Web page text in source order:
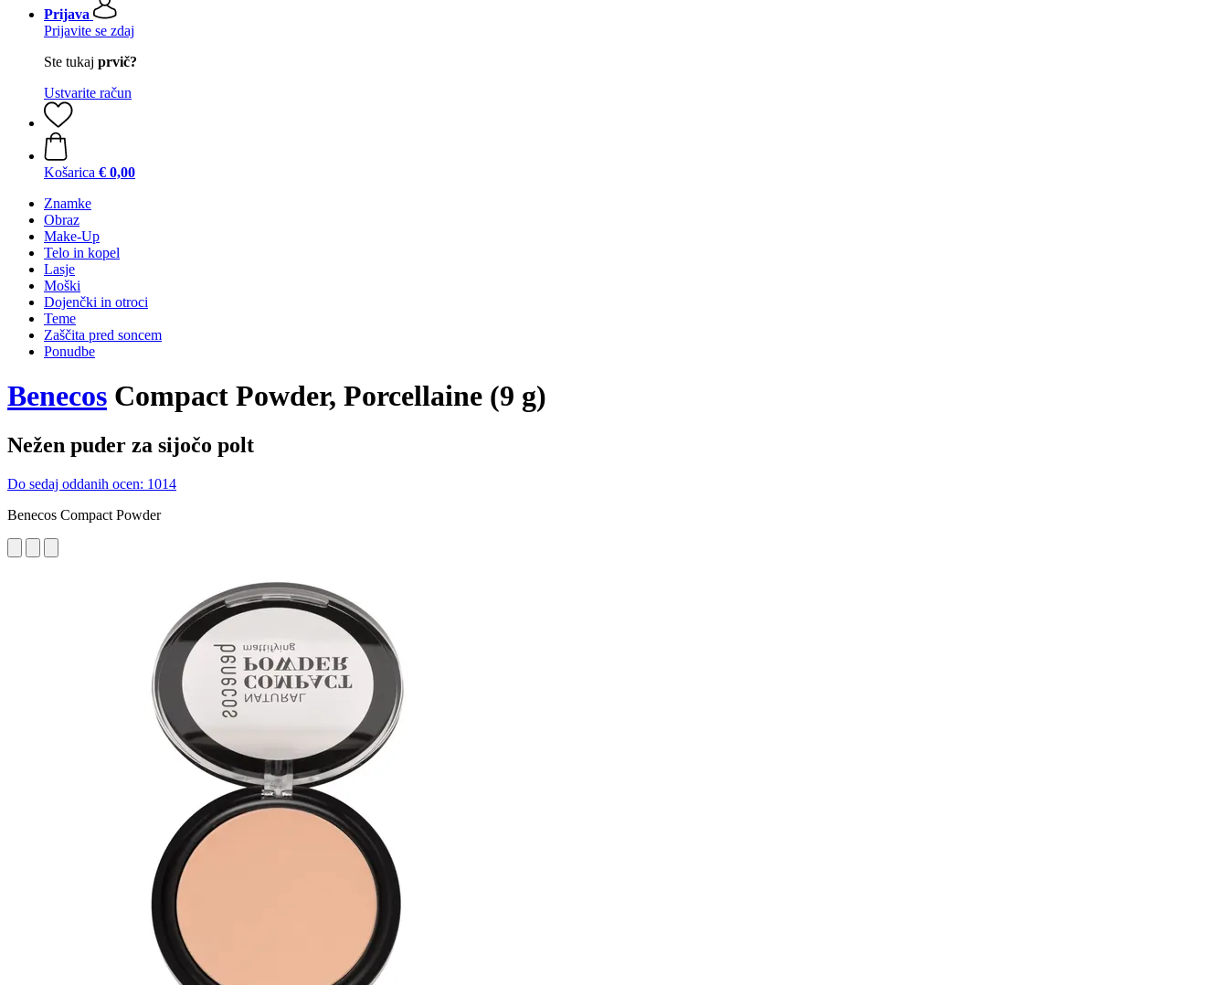
Prijava
Prijavite se zdaj
Ste tukaj prvič?
Ustvarite račun
Košarica € 0,00
Znamke
Obraz
Make-Up
Telo in kopel
Lasje
Moški
Dojenčki in otroci
Teme
Zaščita pred soncem
Ponudbe
Benecos Compact Powder, Porcellaine (9 g)
Nežen puder za sijočo polt
Do sedaj oddanih ocen: 1014
Benecos Compact Powder